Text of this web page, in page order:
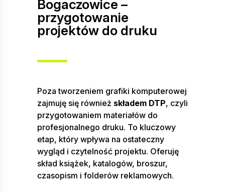
Bogaczowice –
przygotowanie
projektów do druku
Poza tworzeniem grafiki komputerowej
zajmuję się również składem DTP, czyli
przygotowaniem materiałów do
profesjonalnego druku. To kluczowy
etap, który wpływa na ostateczny
wygląd i czytelność projektu. Oferuję
skład książek, katalogów, broszur,
czasopism i folderów reklamowych.